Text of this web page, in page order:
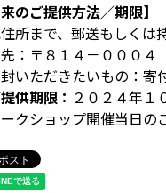
来のご提供方法／期限】
所まで、郵送もしくは
：〒８１４－０００
いただきたいもの：寄
供期限： ２０２４年１
クショップ開催当日の